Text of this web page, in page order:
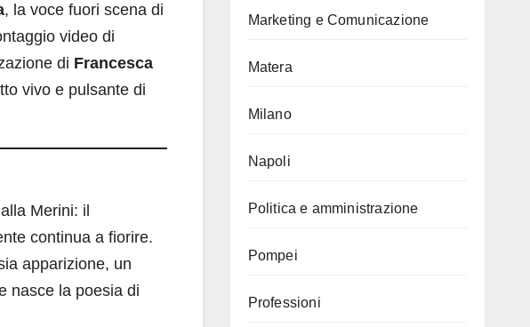
, la voce fuori scena di
video di
di Francesca
vivo e pulsante di
Merini: il
continua a fiorire.
apparizione, un
nasce la poesia di
Marketing e Comunicazione
Matera
Milano
Napoli
Politica e amministrazione
Pompei
Professioni